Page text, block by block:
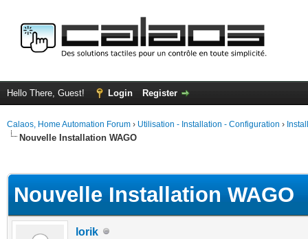
Hello There, Guest! Login Register
Calaos, Home Automation Forum › Utilisation - Installation - Configuration ›
Nouvelle Installation WAGO
Nouvelle Installation WAGO
lorik